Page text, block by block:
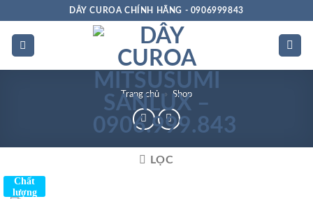
dung
DÂY CUROA CHÍNH HÃNG - 0906999843
Trang chủ » Shop
LỌC
Chất
lượng